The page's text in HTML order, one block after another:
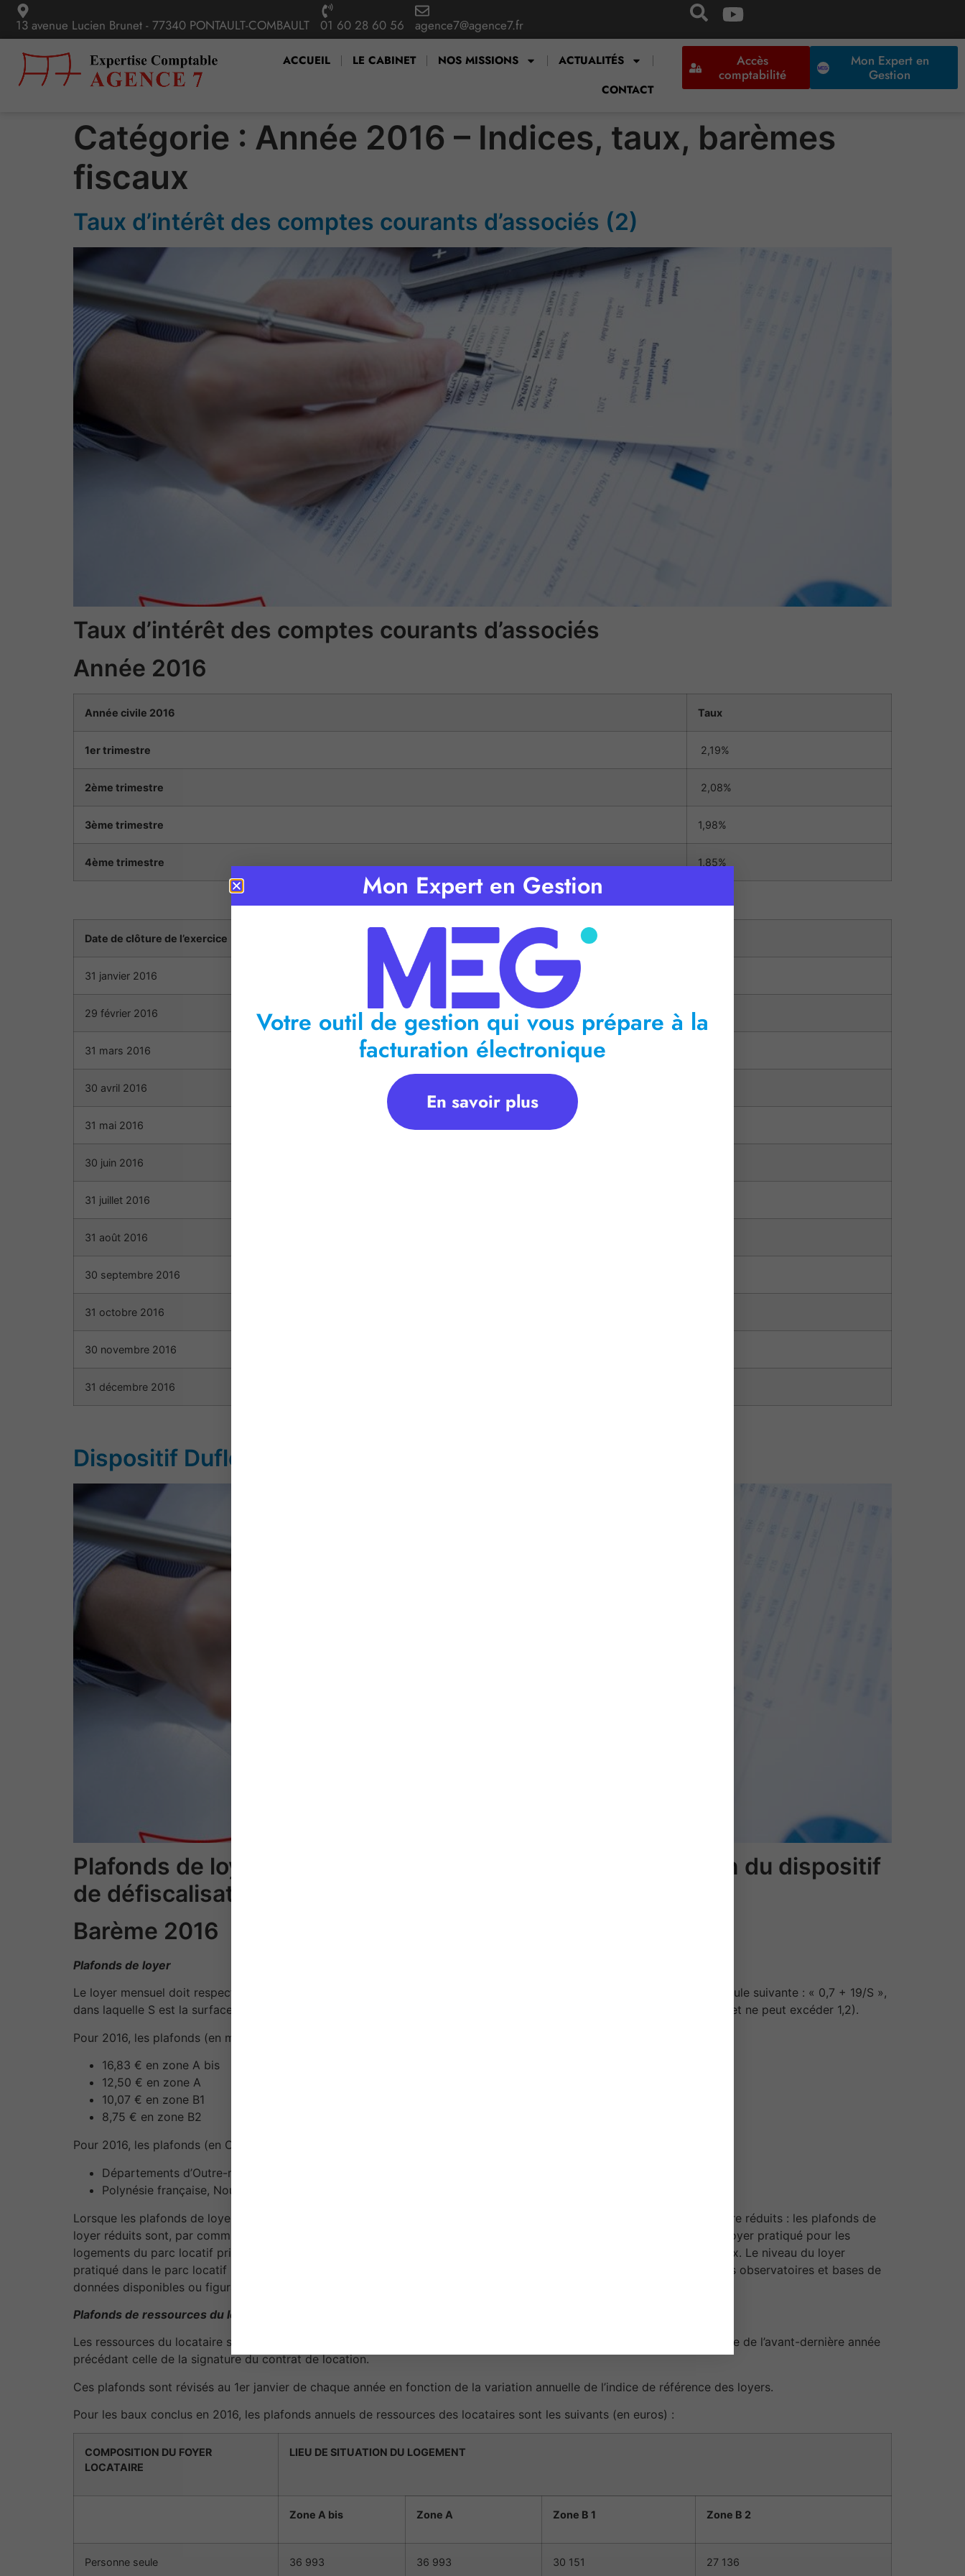
13 avenue Lucien Brunet - 77340 PONTAULT-COMBAULT 01 60 28 60 56 agence7@agence7.fr
ACCUEIL LE CABINET NOS MISSIONS
ACTUALITÉS
CONTACT
Accès
comptabilité
Mon Expert en
Gestion
Catégorie : Année 2016 – Indices, taux, barèmes
fiscaux
Taux d’intérêt des comptes courants d’associés (2)
Taux d’intérêt des comptes courants d’associés
Année 2016
Année civile 2016 Taux
1er trimestre 2,19%
2ème trimestre 2,08%
3ème trimestre 1,98%
4ème trimestre 1,85%
Taux d’intérêt retenu pour un exercice de 12 mois
Date de clôture de l’exercice
31 janvier 2016
29 février 2016
31 mars 2016
30 avril 2016
31 mai 2016
30 juin 2016
31 juillet 2016
31 août 2016
30 septembre 2016
31 octobre 2016
30 novembre 2016
31 décembre 2016
Dispositif Duflot – Plafonds de loyer et de ressources (2)
Plafonds de loyer et de ressources retenus pour l’application du dispositif
de défiscalisation immobilière « Duflot »
Barème 2016
Plafonds de loyer
Le loyer mensuel doit respecter un plafond au m² auquel il est appliqué un coefficient multiplicateur calculé selon la formule suivante : « 0,7 + 19/S »,
dans laquelle S est la surface du logement (le coefficient ainsi obtenu est arrondi à la deuxième décimale la plus proche et ne peut excéder 1,2).
Pour 2016, les plafonds (en métropole), charges non comprises, sont les suivants :
16,83 € en zone A bis
12,50 € en zone A
10,07 € en zone B1
8,75 € en zone B2
Pour 2016, les plafonds (en Outre-mer), charges non comprises, sont les suivants :
Départements d’Outre-mer, Saint Martin, Saint-Pierre-et-Miquelon : 10,13 €
Polynésie française, Nouvelle-Calédonie, Iles Wallis et Futuna : 12,54 €
Lorsque les plafonds de loyers ne sont pas sensiblement inférieurs aux loyers pratiqués dans le parc privé, ils peuvent être réduits : les plafonds de
loyer réduits sont, par commune ou ensemble de communes appartenant à une même zone, compris entre le niveau du loyer pratiqué pour les
logements du parc locatif privé et les plafonds de loyer applicables aux logements financés par des prêts locatifs sociaux. Le niveau du loyer
pratiqué dans le parc locatif privé est apprécié par tous moyens, notamment à partir des informations recueillies dans les observatoires et bases de
données disponibles ou figurant dans les programmes locaux de l’habitat.
Plafonds de ressources du locataire
Les ressources du locataire s’entendent du revenu fiscal de référence figurant sur l’avis d’impôt sur le revenu établi au titre de l’avant-dernière année
précédant celle de la signature du contrat de location.
Ces plafonds sont révisés au 1er janvier de chaque année en fonction de la variation annuelle de l’indice de référence des loyers.
Pour les baux conclus en 2016, les plafonds annuels de ressources des locataires sont les suivants (en euros) :
COMPOSITION DU FOYER
LOCATAIRE
LIEU DE SITUATION DU LOGEMENT
Zone A bis Zone A Zone B 1 Zone B 2
Personne seule 36 993 36 993 30 151 27 136
Mon Expert en Gestion
Votre outil de gestion qui vous prépare à la
facturation électronique
En savoir plus